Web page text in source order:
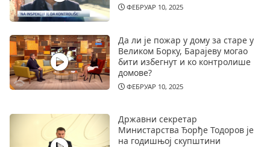
ФЕБРУАР 10, 2025
Да ли је пожар у дому за старе у
Великом Борку, Барајеву могао
бити избегнут и ко контролише
домове?
ФЕБРУАР 10, 2025
Државни секретар
Министарства Ђорђе Тодоров је
на годишњој скупштини